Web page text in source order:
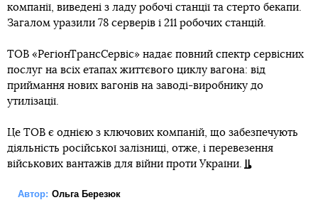
компанії, виведені з ладу робочі станції та стерто бекапи.
Загалом уразили 78 серверів і 211 робочих станцій.
ТОВ «РегіонТрансСервіс» надає повний спектр сервісних
послуг на всіх етапах життєвого циклу вагона: від
приймання нових вагонів на заводі-виробнику до
утилізації.
Це ТОВ є однією з ключових компаній, що забезпечують
діяльність російської залізниці, отже, і перевезення
військових вантажів для війни проти України.
Автор: Ольга Березюк